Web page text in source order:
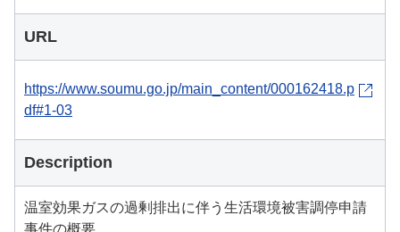
URL
https://www.soumu.go.jp/main_content/000162418.p
df#1-03
Description
温室効果ガスの過剰排出に伴う生活環境被害調停申請
事件の概要